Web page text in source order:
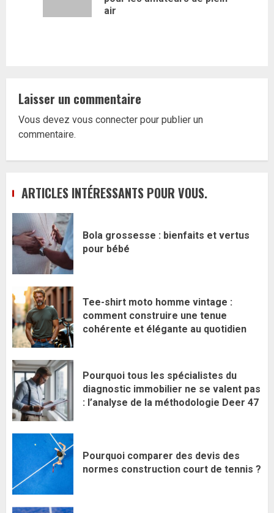
air
Laisser un commentaire
Vous devez vous connecter pour publier un
commentaire.
ARTICLES INTÉRESSANTS POUR VOUS.
Bola grossesse : bienfaits et vertus
pour bébé
Tee-shirt moto homme vintage :
comment construire une tenue
cohérente et élégante au quotidien
Pourquoi tous les spécialistes du
diagnostic immobilier ne se valent pas
: l’analyse de la méthodologie Deer 47
Pourquoi comparer des devis des
normes construction court de tennis ?